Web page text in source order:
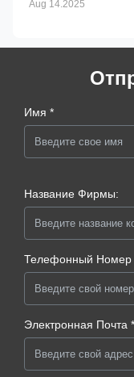
Aug 14.2025
Имя *
Название Фирмы:
Телефонный Номер
Электронная Почта *